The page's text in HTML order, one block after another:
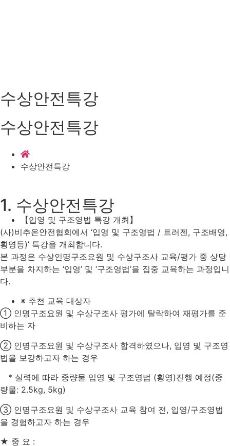
수상안전특강
수상안전특강
수상안전특강
1. 수상안전특강
【입영 및 구조영법 특강 개최】
(사)비추온안전협회에서 ‘입영 및 구조영법 / 트러젠, 구조배영,
횡영등)’ 특강을 개최합니다.
본 과정은 수상인명구조요원 및 수상구조사 교육/평가 중 상당
부분을 차지하는 ‘입영’ 및 ‘구조영법’을 집중 교육하는 과정입니
다.
※ 추천 교육 대상자
① 인명구조요원 및 수상구조사 평가에 탈락하여 재평가를 준
비하는 자
② 인명구조요원 및 수상구조사 합격하였으나, 입영 및 구조영
법을 보강하고자 하는 경우
* 실력에 따라 중량물 입영 및 구조영법 (횡영)진행 예정(중
량물: 2.5kg, 5kg)
③ 인명구조요원 및 수상구조사 교육 참여 전, 입영/구조영법
을 경험하고자 하는 경우
★ 중 요 :